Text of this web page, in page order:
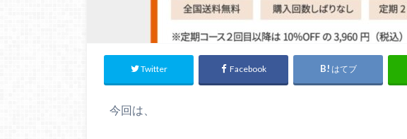
Twitter Facebook はてブ
今回は、